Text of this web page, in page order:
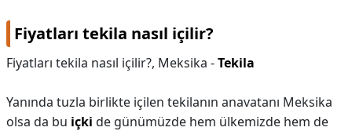
Fiyatları tekila nasıl içilir?
Fiyatları tekila nasıl içilir?, Meksika -Tekila
Yanında tuzla birlikte içilen tekilanın anavatanı Meksika
olsa da bu içki de günümüzde hem ülkemizde hem de